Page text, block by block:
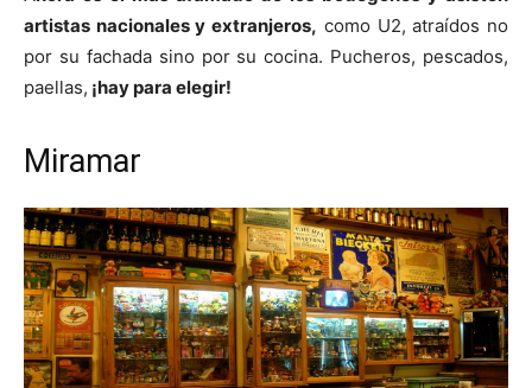
artistas nacionales y extranjeros, como U2, atraídos no
por su fachada sino por su cocina. Pucheros, pescados,
paellas, ¡hay para elegir!
Miramar